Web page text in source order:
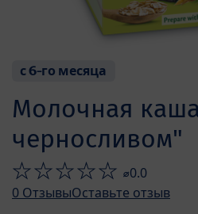
с 6-го месяца
Молочная
черносливом"
⌀0.0
0 ОтзывыОставьте отзыв